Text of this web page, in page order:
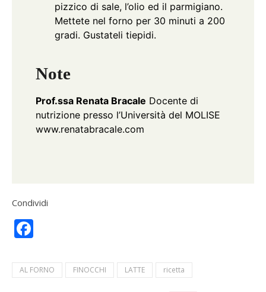
pizzico di sale, l’olio ed il parmigiano.
Mettete nel forno per 30 minuti a 200
gradi. Gustateli tiepidi.
Note
Prof.ssa Renata Bracale Docente di
nutrizione presso l’Università del MOLISE
www.renatabracale.com
Condividi
AL FORNO FINOCCHI LATTE ricetta